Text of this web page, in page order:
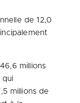
de 12,0
millions
qui
millions de